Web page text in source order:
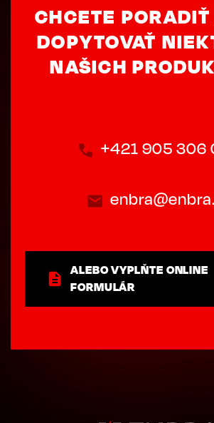
CHCETE
DOPYTOVAŤ
NAŠICH
+421 905 306
ALEBO VYPLŇTE ONLINE
FORMULÁR